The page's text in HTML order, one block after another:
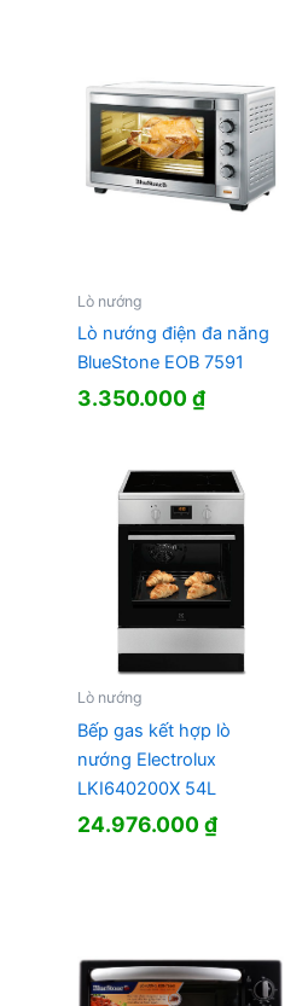
Lò nướng
Lò nướng điện đa năng
BlueStone EOB 7591
3.350.000₫
Lò nướng
Bếp gas kết hợp lò
nướng Electrolux
LKI640200X 54L
24.976.000₫